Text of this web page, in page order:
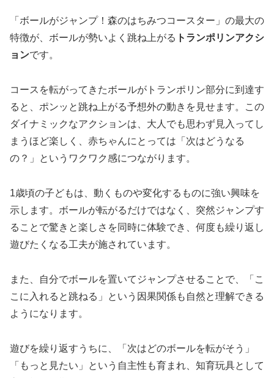
「ボールがジャンプ！森のはちみつコースター」の最大の
特徴が、ボールが勢いよく跳ね上がる トランポリンアクシ
ョンです。
コースを転がってきたボールがトランポリン部分に到達す
ると、ポンッと跳ね上がる予想外の動きを見せます。この
ダイナミックなアクションは、大人でも思わず見入ってし
まうほど楽しく、赤ちゃんにとっては「次はどうなる
の？」というワクワク感につながります。
1歳頃の子どもは、動くものや変化するものに強い興味を
示します。ボールが転がるだけではなく、突然ジャンプす
ることで驚きと楽しさを同時に体験でき、何度も繰り返し
遊びたくなる工夫が施されています。
また、自分でボールを置いてジャンプさせることで、「こ
こに入れると跳ねる」という因果関係も自然と理解できる
ようになります。
遊びを繰り返すうちに、「次はどのボールを転がそう」
「もっと見たい」という自主性も育まれ、知育玩具として